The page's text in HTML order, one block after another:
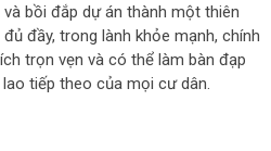
bồi đắp dự án thành một thiên
đầy, trong lành khỏe mạnh, chính
trọn vẹn và có thể làm bàn đạp
tiếp theo của mọi cư dân.